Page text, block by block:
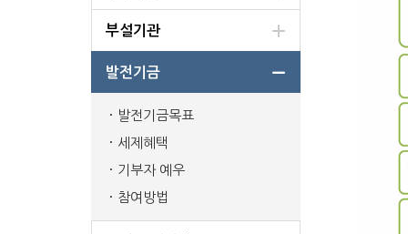
부설기관
발전기금
발전기금목표
세제혜택
기부자 예우
참여방법